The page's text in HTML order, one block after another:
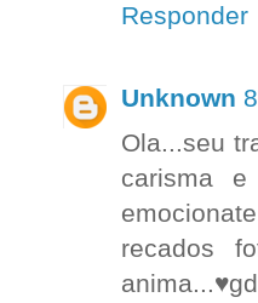
Responder
Unknown
Ola...seu
carisma
recados